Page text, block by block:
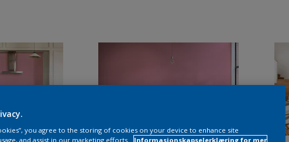
you agree to the storing of cookies on your device to enhance site
and assist in our marketing efforts.
Informasjonskapselerklæring for mer